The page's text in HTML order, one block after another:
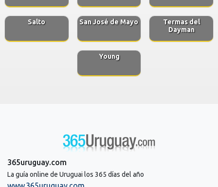
Salto San José de Mayo
Termas del
Dayman
Young
365uruguay.com
La guía online de Uruguai los 365 días del año